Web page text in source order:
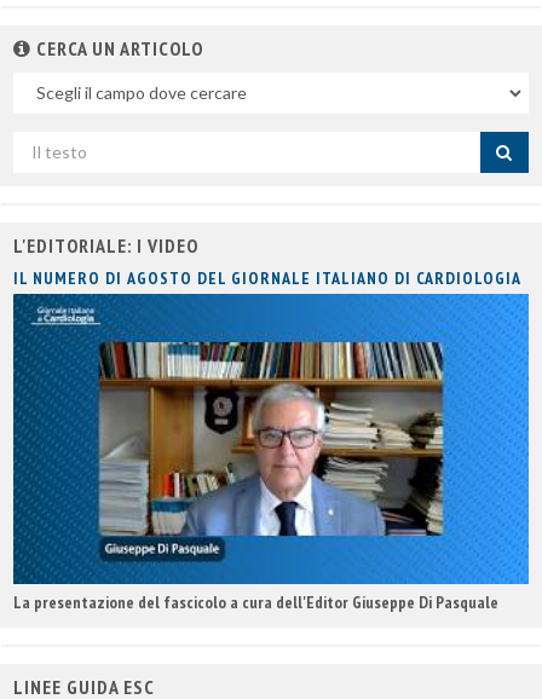
CERCA UN ARTICOLO
Nel
Cerca
L'EDITORIALE: I VIDEO
IL NUMERO DI AGOSTO DEL GIORNALE ITALIANO DI CARDIOLOGIA
La presentazione del fascicolo a cura dell'Editor Giuseppe Di Pasquale
LINEE GUIDA ESC